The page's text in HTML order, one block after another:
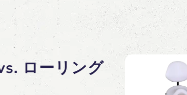
ローリング